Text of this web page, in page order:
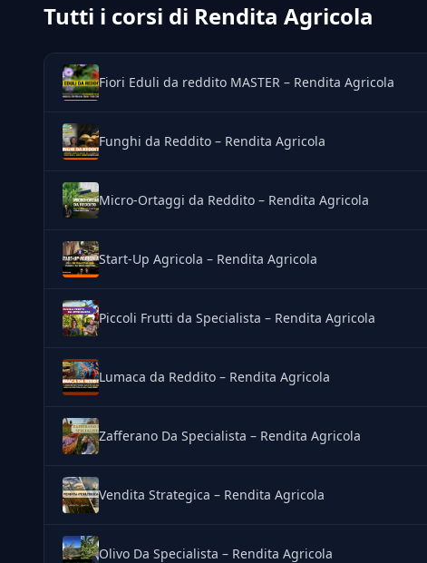
Tutti i corsi di Rendita Agricola
Fiori Eduli da reddito MASTER – Rendita Agricola
Funghi da Reddito – Rendita Agricola
Micro-Ortaggi da Reddito – Rendita Agricola
Start-Up Agricola – Rendita Agricola
Piccoli Frutti da Specialista – Rendita Agricola
Lumaca da Reddito – Rendita Agricola
Zafferano Da Specialista – Rendita Agricola
Vendita Strategica – Rendita Agricola
Olivo Da Specialista – Rendita Agricola